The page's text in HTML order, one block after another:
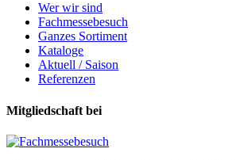
Wer wir sind
Fachmessebesuch
Ganzes Sortiment
Kataloge
Aktuell / Saison
Referenzen
Mitgliedschaft bei